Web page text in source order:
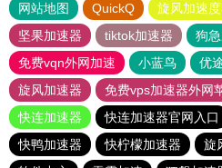
网站地图 QuickQ 旋风加速
坚果加速器
tiktok加速器
狗
免费vqn外网加速
小蓝鸟 优
旋风加速器
免费vps加速器外网
快连加速器
快连加速器官网入口
快鸭加速器
快柠檬加速器 旋